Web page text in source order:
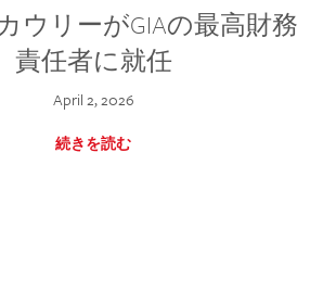
ウリーがGIAの最高財務
責任者に就任
April 2, 2026
続きを読む